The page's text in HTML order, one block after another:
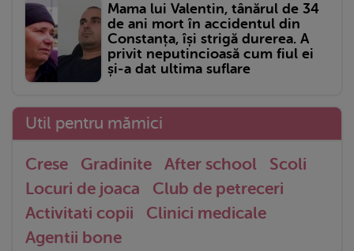
Mama lui Valentin, tânărul de 34
de ani mort în accidentul din
Constanța, își strigă durerea. A
privit neputincioasă cum fiul ei
și-a dat ultima suflare
Util pentru mămici
Crese Gradinite After school
Scoli
Locuri de joaca
Club de petreceri
Activitati copii
Clinici medicale
Agentii bone